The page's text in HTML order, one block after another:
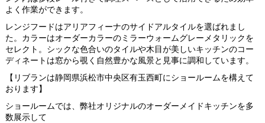
よく作業ができます。
レンジフードはアリアフィーナのサイドアルタイルを選ばれまし
た。カラーはオーダーカラーのミラーウォームグレーメタリックを
セレクト。シックな色合いのタイルや木目が美しいキッチンのコー
ディネートは窓から覗く自然豊かな風景と見事に調和しています。
【リブランは静岡県浜松市中央区有玉西町にショールームを構えて
おります】
ショールームでは、弊社オリジナルのオーダーメイドキッチンを多
数展示して